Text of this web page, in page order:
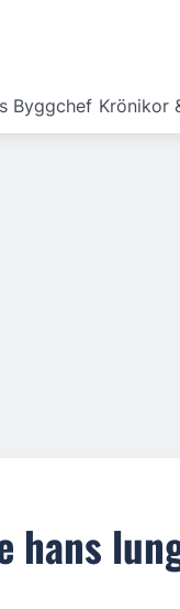
Byggchef Krönikor
hans